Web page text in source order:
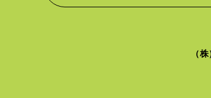
（